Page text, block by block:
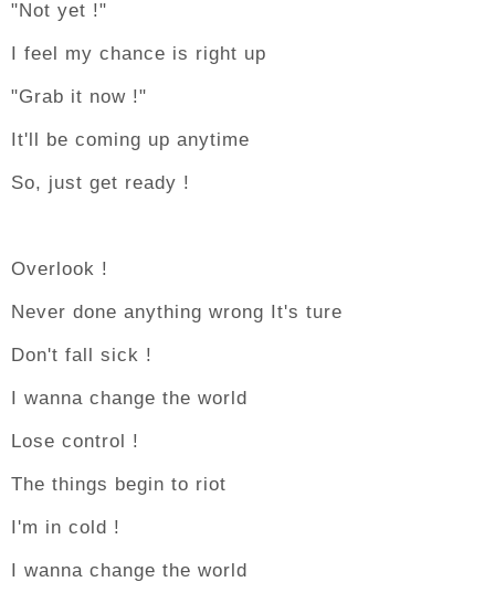
"Not yet !"
I feel my chance is right up
"Grab it now !"
It'll be coming up anytime
So, just get ready !
Overlook !
Never done anything wrong It's ture
Don't fall sick !
I wanna change the world
Lose control !
The things begin to riot
I'm in cold !
I wanna change the world